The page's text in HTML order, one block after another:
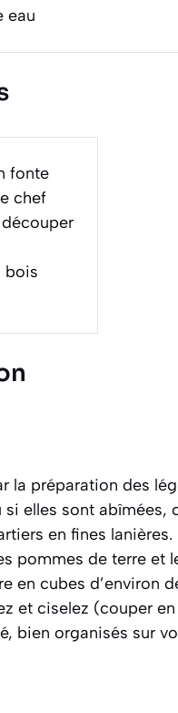
eau
fonte
chef
bois
la préparation des
si elles sont
en fines
pommes de terre et
en cubes d’environ
et ciselez (couper
bien organisés sur